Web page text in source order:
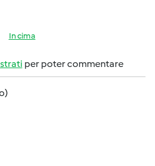
In cima
per poter commentare